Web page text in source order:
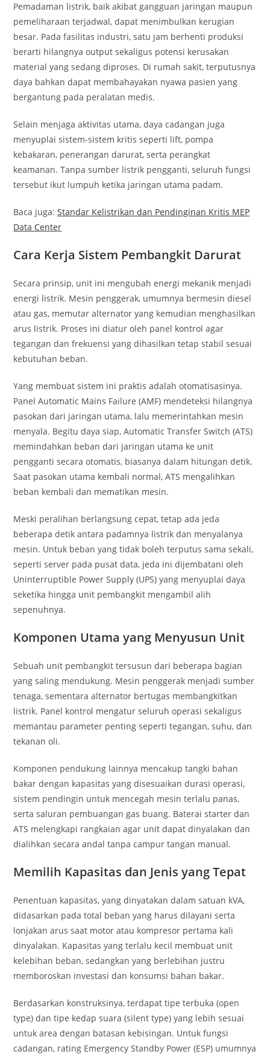
Pemadaman listrik, baik akibat gangguan jaringan maupun
pemeliharaan terjadwal, dapat menimbulkan kerugian
besar. Pada fasilitas industri, satu jam berhenti produksi
berarti hilangnya output sekaligus potensi kerusakan
material yang sedang diproses. Di rumah sakit, terputusnya
daya bahkan dapat membahayakan nyawa pasien yang
bergantung pada peralatan medis.
Selain menjaga aktivitas utama, daya cadangan juga
menyuplai sistem-sistem kritis seperti lift, pompa
kebakaran, penerangan darurat, serta perangkat
keamanan. Tanpa sumber listrik pengganti, seluruh fungsi
tersebut ikut lumpuh ketika jaringan utama padam.
Baca juga:Standar Kelistrikan dan Pendinginan Kritis MEP
Data Center
Cara Kerja Sistem Pembangkit Darurat
Secara prinsip, unit ini mengubah energi mekanik menjadi
energi listrik. Mesin penggerak, umumnya bermesin diesel
atau gas, memutar alternator yang kemudian menghasilkan
arus listrik. Proses ini diatur oleh panel kontrol agar
tegangan dan frekuensi yang dihasilkan tetap stabil sesuai
kebutuhan beban.
Yang membuat sistem ini praktis adalah otomatisasinya.
Panel Automatic Mains Failure (AMF) mendeteksi hilangnya
pasokan dari jaringan utama, lalu memerintahkan mesin
menyala. Begitu daya siap, Automatic Transfer Switch (ATS)
memindahkan beban dari jaringan utama ke unit
pengganti secara otomatis, biasanya dalam hitungan detik.
Saat pasokan utama kembali normal, ATS mengalihkan
beban kembali dan mematikan mesin.
Meski peralihan berlangsung cepat, tetap ada jeda
beberapa detik antara padamnya listrik dan menyalanya
mesin. Untuk beban yang tidak boleh terputus sama sekali,
seperti server pada pusat data, jeda ini dijembatani oleh
Uninterruptible Power Supply (UPS) yang menyuplai daya
seketika hingga unit pembangkit mengambil alih
sepenuhnya.
Komponen Utama yang Menyusun Unit
Sebuah unit pembangkit tersusun dari beberapa bagian
yang saling mendukung. Mesin penggerak menjadi sumber
tenaga, sementara alternator bertugas membangkitkan
listrik. Panel kontrol mengatur seluruh operasi sekaligus
memantau parameter penting seperti tegangan, suhu, dan
tekanan oli.
Komponen pendukung lainnya mencakup tangki bahan
bakar dengan kapasitas yang disesuaikan durasi operasi,
sistem pendingin untuk mencegah mesin terlalu panas,
serta saluran pembuangan gas buang. Baterai starter dan
ATS melengkapi rangkaian agar unit dapat dinyalakan dan
dialihkan secara andal tanpa campur tangan manual.
Memilih Kapasitas dan Jenis yang Tepat
Penentuan kapasitas, yang dinyatakan dalam satuan kVA,
didasarkan pada total beban yang harus dilayani serta
lonjakan arus saat motor atau kompresor pertama kali
dinyalakan. Kapasitas yang terlalu kecil membuat unit
kelebihan beban, sedangkan yang berlebihan justru
memboroskan investasi dan konsumsi bahan bakar.
Berdasarkan konstruksinya, terdapat tipe terbuka (open
type) dan tipe kedap suara (silent type) yang lebih sesuai
untuk area dengan batasan kebisingan. Untuk fungsi
cadangan, rating Emergency Standby Power (ESP) umumnya